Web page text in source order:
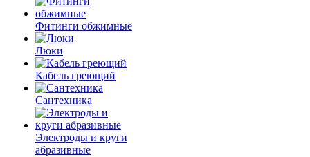
Фитинги обжимные
Люки
Кабель греющий
Сантехника
Электроды и круги
абразивные